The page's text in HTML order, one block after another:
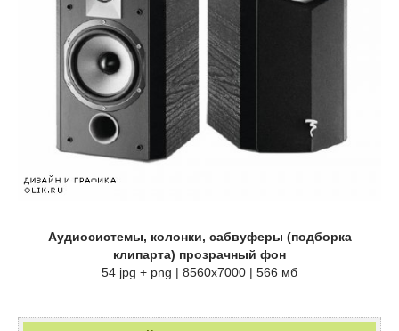
Аудиосистемы, колонки, сабвуферы (подборка
клипарта) прозрачный фон
54 jpg + png | 8560х7000 | 566 мб